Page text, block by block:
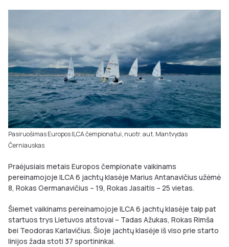
Pasiruošimas Europos ILCA čempionatui, nuotr. aut. Mantvydas
Černiauskas
Praėjusiais metais Europos čempionate vaikinams
pereinamojoje ILCA 6 jachtų klasėje Marius Antanavičius užėmė
8, Rokas Germanavičius – 19, Rokas Jasaitis – 25 vietas.
Šiemet vaikinams pereinamojoje ILCA 6 jachtų klasėje taip pat
startuos trys Lietuvos atstovai – Tadas Ažukas, Rokas Rimša
bei Teodoras Karlavičius. Šioje jachtų klasėje iš viso prie starto
linijos žada stoti 37 sportininkai.